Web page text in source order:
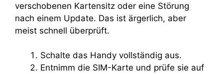
verschobenen Kartensitz oder eine Störung
nach einem Update. Das ist ärgerlich, aber
meist schnell überprüft.
Schalte das Handy vollständig aus.
Entnimm die SIM-Karte und prüfe sie auf